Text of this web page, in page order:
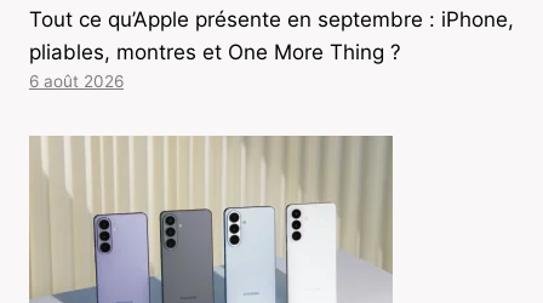
Tout ce qu’Apple présente en septembre : iPhone,
pliables, montres et One More Thing ?
6 août 2026